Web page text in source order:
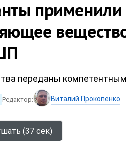
применили
переданы
Редактор: Виталий Прокопенко
(37 сек)